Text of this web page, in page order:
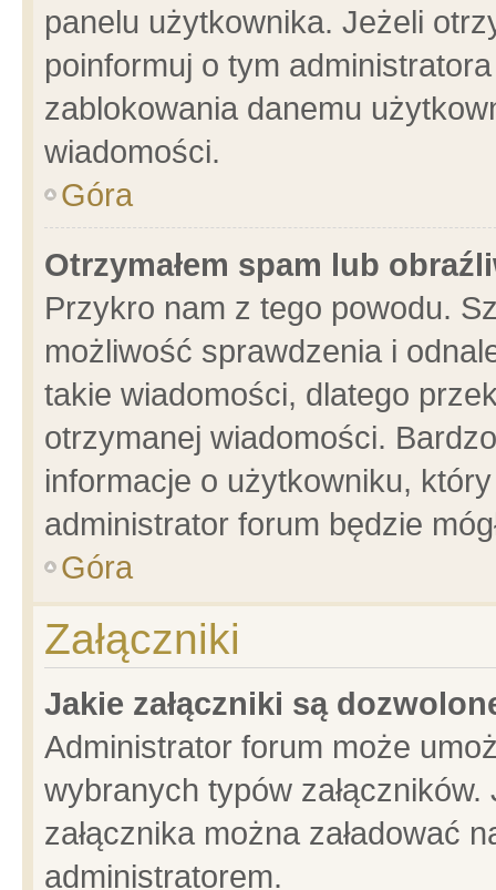
panelu użytkownika. Jeżeli
poinformuj o tym
zablokowania danemu
wiadomości.
Góra
Otrzymałem spam lub
Przykro nam z tego powodu.
możliwość sprawdzenia i
takie wiadomości, dlatego
otrzymanej wiadomości.
informacje o użytkowniku,
administrator forum będzie
Góra
Załączniki
Jakie załączniki są
Administrator forum może
wybranych typów
załącznika można załadować
administratorem.